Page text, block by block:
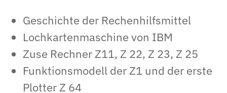
Geschichte der Rechenhilfsmittel
Lochkartenmaschine von IBM
Zuse Rechner Z11, Z 22, Z 23, Z 25
Funktionsmodell der Z1 und der erste
Plotter Z 64